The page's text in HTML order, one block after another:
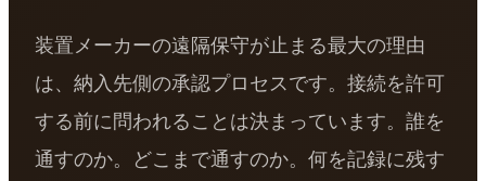
装置メーカーの遠隔保守が止まる最大の理由
は、納入先側の承認プロセスです。接続を許可
する前に問われることは決まっています。誰を
通すのか。どこまで通すのか。何を記録に残す